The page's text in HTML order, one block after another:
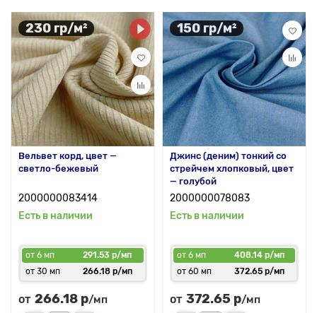
230 гр/м²
Вельвет корд, цвет —
светло-бежевый
2000000083414
Есть в наличии
от 6 мп
291.53 р/мп
от 30 мп
266.18 р/мп
от 266.18 р/мп
150 гр/м²
Джинс (деним) тонкий со
стрейчем хлопковый, цвет
— голубой
2000000078083
Есть в наличии
от 6 мп
408.14 р/мп
от 60 мп
372.65 р/мп
от 372.65 р/мп